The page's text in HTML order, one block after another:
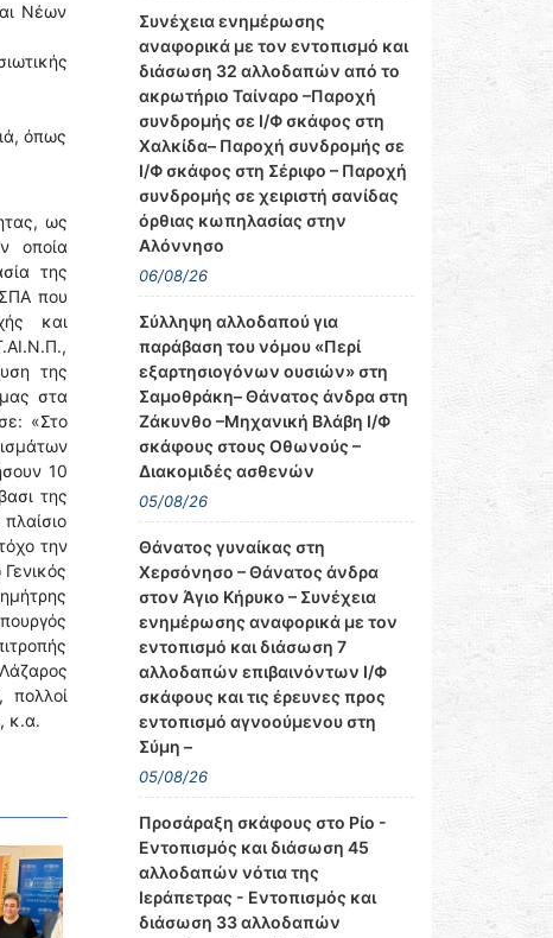
Νέων
όπως
ως
οποία
της
που
και
της
μας στα
«Στο
10
της
την
κ.α.
Συνέχεια ενημέρωσης
αναφορικά με τον εντοπισμό και
διάσωση 32 αλλοδαπών από το
ακρωτήριο Ταίναρο –Παροχή
συνδρομής σε Ι/Φ σκάφος στη
Χαλκίδα– Παροχή συνδρομής σε
Ι/Φ σκάφος στη Σέριφο – Παροχή
συνδρομής σε χειριστή σανίδας
όρθιας κωπηλασίας στην
Αλόννησο
06/08/26
Σύλληψη αλλοδαπού για
παράβαση του νόμου «Περί
εξαρτησιογόνων ουσιών» στη
Σαμοθράκη– Θάνατος άνδρα στη
Ζάκυνθο –Μηχανική Βλάβη Ι/Φ
σκάφους στους Οθωνούς –
Διακομιδές ασθενών
05/08/26
Θάνατος γυναίκας στη
Χερσόνησο – Θάνατος άνδρα
στον Άγιο Κήρυκο – Συνέχεια
ενημέρωσης αναφορικά με τον
εντοπισμό και διάσωση 7
αλλοδαπών επιβαινόντων Ι/Φ
σκάφους και τις έρευνες προς
εντοπισμό αγνοούμενου στη
Σύμη –
05/08/26
Προσάραξη σκάφους στο Ρίο -
Εντοπισμός και διάσωση 45
αλλοδαπών νότια της
Ιεράπετρας - Εντοπισμός και
διάσωση 33 αλλοδαπών